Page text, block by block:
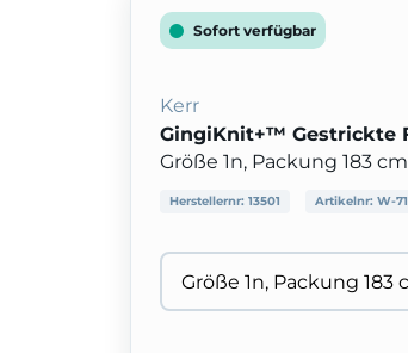
Sofort verfügbar
Kerr
GingiKnit+™ Gestrickte
Größe 1n, Packung 183 cm
Herstellernr: 13501 Artikelnr: W-